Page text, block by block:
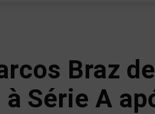
Braz
à Série A